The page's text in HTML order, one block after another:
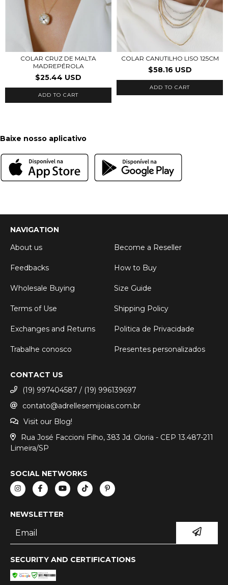
COLAR CRUZ DE MALTA
MADREPÉROLA
$25.44 USD
ADD TO CART
COLAR CANUTILHO LISO 125CM
$58.16 USD
ADD TO CART
Baixe nosso aplicativo
NAVIGATION
About us
Become a Reseller
Feedbacks How to Buy
Wholesale Buying Size Guide
Terms of Use Shipping Policy
Exchanges and Returns Politica de Privacidade
Trabalhe conosco Presentes personalizados
CONTACT US
(19) 997404587 / (19) 996139697
contato@adrellesemijoias.com.br
Visit our Blog!
Rua José Faccioni Filho, 383 Jd. Gloria - CEP 13.487-211
Limeira/SP
SOCIAL NETWORKS
NEWSLETTER
SECURITY AND CERTIFICATIONS